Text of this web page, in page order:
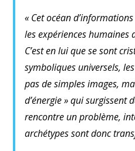
« Cet océan
les expériences humaines
C’est en lui que se sont
symboliques universels,
pas de simples images,
d’énergie » qui surgissent
rencontre un problème,
archétypes sont donc